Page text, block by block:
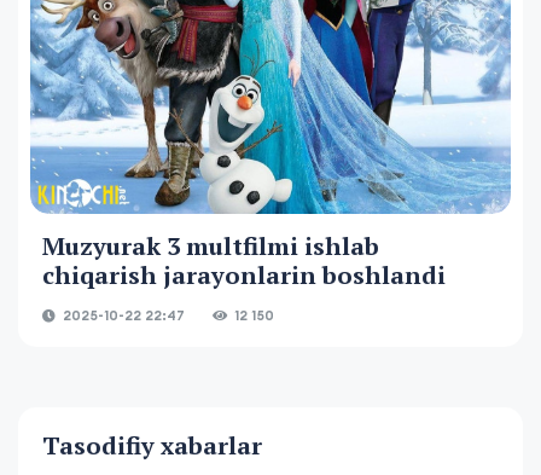
Muzyurak 3 multfilmi ishlab
chiqarish jarayonlarin boshlandi
2025-10-22 22:47 12 150
Tasodifiy xabarlar